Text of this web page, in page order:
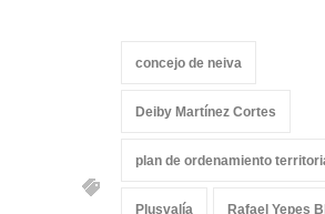
concejo de neiva
Deiby Martínez Cortes
plan de ordenamiento
Plusvalía Rafael Yepes